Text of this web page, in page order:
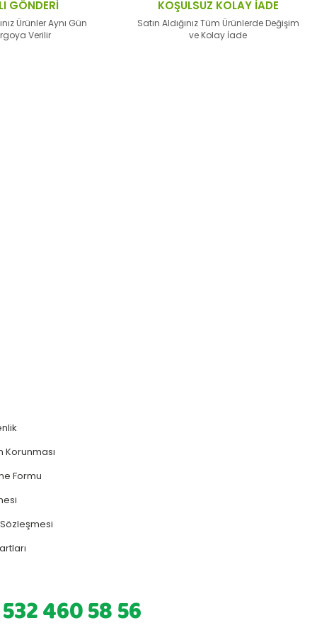
GÖNDERİ
Ürünler Aynı Gün
Verilir
KOŞULSUZ KOLAY İADE
Satın Aldığınız Tüm Ürünlerde Değişim
ve Kolay İade
Korunması
Formu
460 58 56